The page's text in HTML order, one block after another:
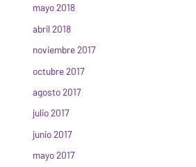
mayo 2018
abril 2018
noviembre 2017
octubre 2017
agosto 2017
julio 2017
junio 2017
mayo 2017